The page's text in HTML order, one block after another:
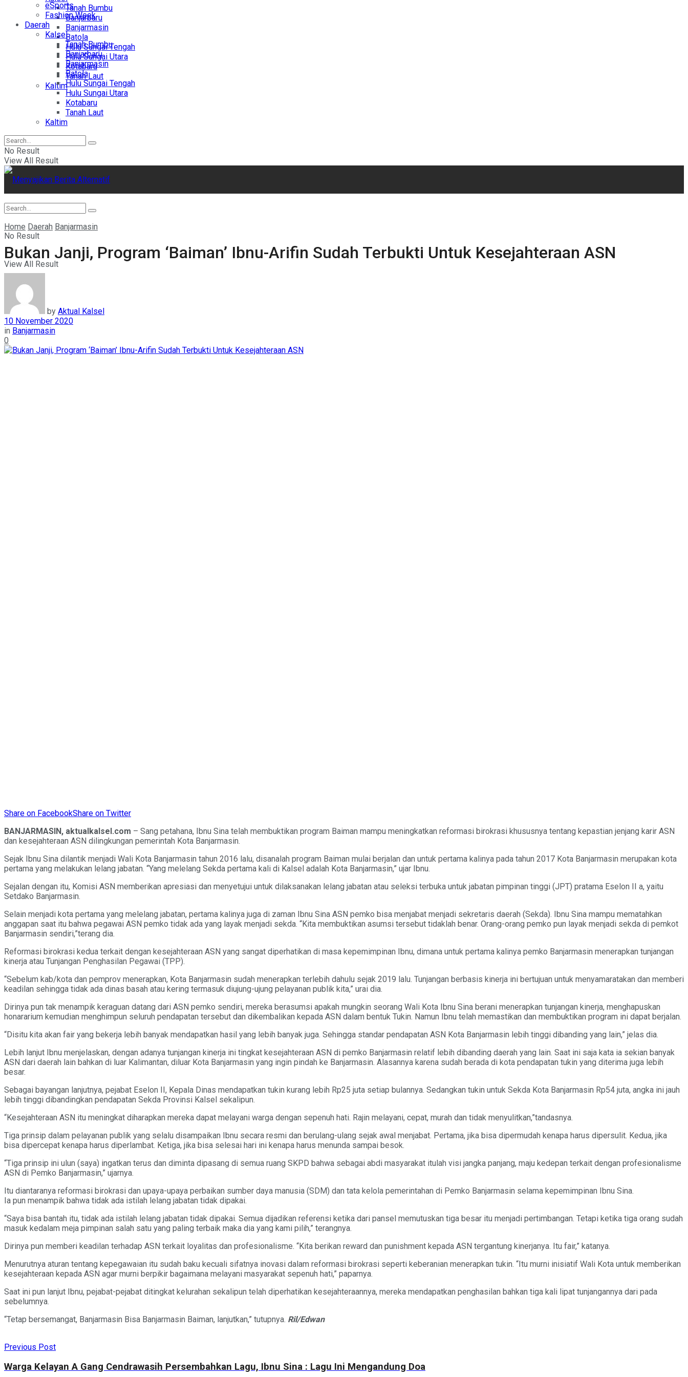
Tanah Bumbu
Banjarbaru
Banjarmasin
Batola
Hulu Sungai Tengah
Hulu Sungai Utara
Kotabaru
Tanah Laut
Kaltim
eSports
Fashion Week
Daerah
Kalsel
Tanah Bumbu
Banjarbaru
Banjarmasin
Batola
Hulu Sungai Tengah
Hulu Sungai Utara
Kotabaru
Tanah Laut
Kaltim
No Result
View All Result
No Result
View All Result
Home Daerah Banjarmasin
Bukan Janji, Program ‘Baiman’ Ibnu-Arifin Sudah Terbukti Untuk Kesejahteraan ASN
by Aktual Kalsel
10 November 2020
in Banjarmasin
0
Share on FacebookShare on Twitter
BANJARMASIN, aktualkalsel.com – Sang petahana, Ibnu Sina telah membuktikan program Baiman mampu meningkatkan reformasi birokrasi khususnya tentang kepastian jenjang karir ASN
dan kesejahteraan ASN dilingkungan pemerintah Kota Banjarmasin.
Sejak Ibnu Sina dilantik menjadi Wali Kota Banjarmasin tahun 2016 lalu, disanalah program Baiman mulai berjalan dan untuk pertama kalinya pada tahun 2017 Kota Banjarmasin merupakan kota
pertama yang melakukan lelang jabatan. “Yang melelang Sekda pertama kali di Kalsel adalah Kota Banjarmasin,” ujar Ibnu.
Sejalan dengan itu, Komisi ASN memberikan apresiasi dan menyetujui untuk dilaksanakan lelang jabatan atau seleksi terbuka untuk jabatan pimpinan tinggi (JPT) pratama Eselon II a, yaitu
Setdako Banjarmasin.
Selain menjadi kota pertama yang melelang jabatan, pertama kalinya juga di zaman Ibnu Sina ASN pemko bisa menjabat menjadi sekretaris daerah (Sekda). Ibnu Sina mampu mematahkan
anggapan saat itu bahwa pegawai ASN pemko tidak ada yang layak menjadi sekda. “Kita membuktikan asumsi tersebut tidaklah benar. Orang-orang pemko pun layak menjadi sekda di pemkot
Banjarmasin sendiri,”terang dia.
Reformasi birokrasi kedua terkait dengan kesejahteraan ASN yang sangat diperhatikan di masa kepemimpinan Ibnu, dimana untuk pertama kalinya pemko Banjarmasin menerapkan tunjangan
kinerja atau Tunjangan Penghasilan Pegawai (TPP).
“Sebelum kab/kota dan pemprov menerapkan, Kota Banjarmasin sudah menerapkan terlebih dahulu sejak 2019 lalu. Tunjangan berbasis kinerja ini bertujuan untuk menyamaratakan dan memberi
keadilan sehingga tidak ada dinas basah atau kering termasuk diujung-ujung pelayanan publik kita,” urai dia.
Dirinya pun tak menampik keraguan datang dari ASN pemko sendiri, mereka berasumsi apakah mungkin seorang Wali Kota Ibnu Sina berani menerapkan tunjangan kinerja, menghapuskan
honararium kemudian menghimpun seluruh pendapatan tersebut dan dikembalikan kepada ASN dalam bentuk Tukin. Namun Ibnu telah memastikan dan membuktikan program ini dapat berjalan.
“Disitu kita akan fair yang bekerja lebih banyak mendapatkan hasil yang lebih banyak juga. Sehingga standar pendapatan ASN Kota Banjarmasin lebih tinggi dibanding yang lain,” jelas dia.
Lebih lanjut Ibnu menjelaskan, dengan adanya tunjangan kinerja ini tingkat kesejahteraan ASN di pemko Banjarmasin relatif lebih dibanding daerah yang lain. Saat ini saja kata ia sekian banyak
ASN dari daerah lain bahkan di luar Kalimantan, diluar Kota Banjarmasin yang ingin pindah ke Banjarmasin. Alasannya karena sudah berada di kota pendapatan tukin yang diterima juga lebih
besar.
Sebagai bayangan lanjutnya, pejabat Eselon II, Kepala Dinas mendapatkan tukin kurang lebih Rp25 juta setiap bulannya. Sedangkan tukin untuk Sekda Kota Banjarmasin Rp54 juta, angka ini jauh
lebih tinggi dibandingkan pendapatan Sekda Provinsi Kalsel sekalipun.
“Kesejahteraan ASN itu meningkat diharapkan mereka dapat melayani warga dengan sepenuh hati. Rajin melayani, cepat, murah dan tidak menyulitkan,”tandasnya.
Tiga prinsip dalam pelayanan publik yang selalu disampaikan Ibnu secara resmi dan berulang-ulang sejak awal menjabat. Pertama, jika bisa dipermudah kenapa harus dipersulit. Kedua, jika
bisa dipercepat kenapa harus diperlambat. Ketiga, jika bisa selesai hari ini kenapa harus menunda sampai besok.
“Tiga prinsip ini ulun (saya) ingatkan terus dan diminta dipasang di semua ruang SKPD bahwa sebagai abdi masyarakat itulah visi jangka panjang, maju kedepan terkait dengan profesionalisme
ASN di Pemko Banjarmasin,” ujarnya.
Itu diantaranya reformasi birokrasi dan upaya-upaya perbaikan sumber daya manusia (SDM) dan tata kelola pemerintahan di Pemko Banjarmasin selama kepemimpinan Ibnu Sina.
Ia pun menampik bahwa tidak ada istilah lelang jabatan tidak dipakai.
“Saya bisa bantah itu, tidak ada istilah lelang jabatan tidak dipakai. Semua dijadikan referensi ketika dari pansel memutuskan tiga besar itu menjadi pertimbangan. Tetapi ketika tiga orang sudah
masuk kedalam meja pimpinan salah satu yang paling terbaik maka dia yang kami pilih,” terangnya.
Dirinya pun memberi keadilan terhadap ASN terkait loyalitas dan profesionalisme. “Kita berikan reward dan punishment kepada ASN tergantung kinerjanya. Itu fair,” katanya.
Menurutnya aturan tentang kepegawaian itu sudah baku kecuali sifatnya inovasi dalam reformasi birokrasi seperti keberanian menerapkan tukin. “Itu murni inisiatif Wali Kota untuk memberikan
kesejahteraan kepada ASN agar murni berpikir bagaimana melayani masyarakat sepenuh hati,” paparnya.
Saat ini pun lanjut Ibnu, pejabat-pejabat ditingkat kelurahan sekalipun telah diperhatikan kesejahteraannya, mereka mendapatkan penghasilan bahkan tiga kali lipat tunjangannya dari pada
sebelumnya.
“Tetap bersemangat, Banjarmasin Bisa Banjarmasin Baiman, lanjutkan,” tutupnya. Ril/Edwan
Previous Post
Warga Kelayan A Gang Cendrawasih Persembahkan Lagu, Ibnu Sina : Lagu Ini Mengandung Doa